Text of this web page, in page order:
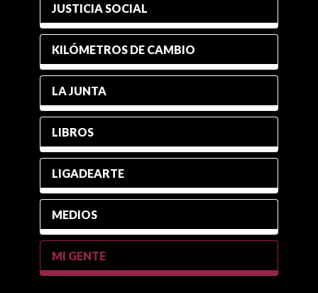
JUSTICIA SOCIAL
KILÓMETROS DE CAMBIO
LA JUNTA
LIBROS
LIGADEARTE
MEDIOS
MI GENTE